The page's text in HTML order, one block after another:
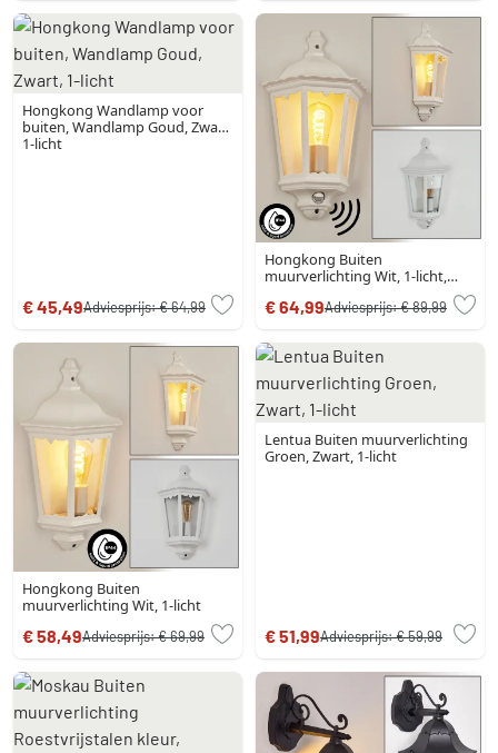
Hongkong Wandlamp voor
buiten, Wandlamp Goud, Zwart,
1-licht
€ 45,49Adviesprijs:€ 64,99
Hongkong Buiten
muurverlichting Wit, 1-licht,
€ 64,99Adviesprijs:€ 89,99
Hongkong Buiten
muurverlichting Wit, 1-licht
€ 58,49Adviesprijs:€ 69,99
Lentua Buiten muurverlichting
Groen, Zwart, 1-licht
€ 51,99Adviesprijs:€ 59,99